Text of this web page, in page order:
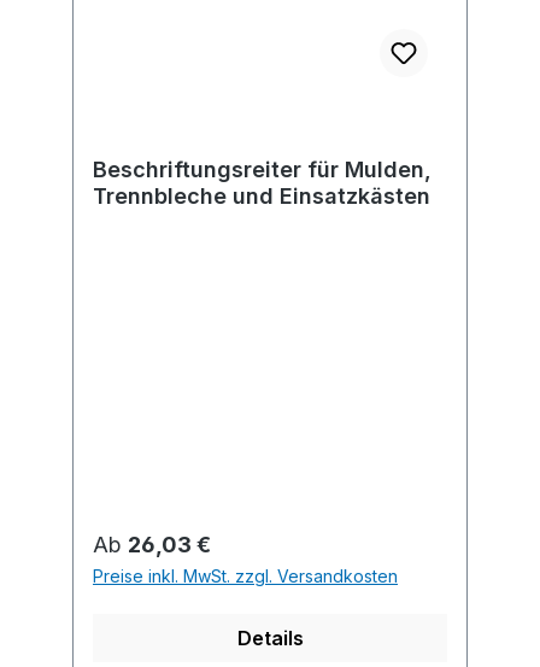
Beschriftungsreiter für Mulden,
Trennbleche und Einsatzkästen
Regulärer Preis:
Ab 26,03 €
Preise inkl. MwSt. zzgl. Versandkosten
Details